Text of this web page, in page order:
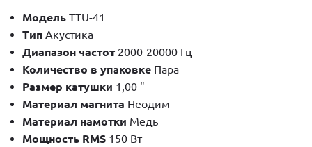
Модель TTU-41
Тип Акустика
Диапазон частот 2000-20000 Гц
Количество в упаковке Пара
Размер катушки 1,00 "
Материал магнита Неодим
Материал намотки Медь
Мощность RMS 150 Вт